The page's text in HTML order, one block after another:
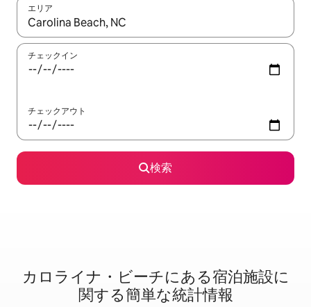
エリア
検索結果が表示されたら、上下の矢印キーを使って移動するか
チェックイン
チェックアウト
検索
カロライナ・ビーチに⁠あ⁠る宿⁠泊⁠施⁠設⁠に
関⁠す⁠る簡⁠単⁠な統⁠計⁠情⁠報